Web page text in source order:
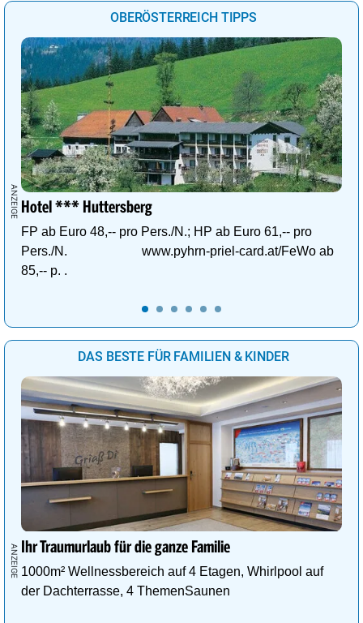
OBERÖSTERREICH TIPPS
Hotel *** Huttersberg
FP ab Euro 48,-- pro Pers./N.; HP ab Euro 61,-- pro
Pers./N. www.pyhrn-priel-card.at/FeWo ab
85,-- p. .
DAS BESTE FÜR FAMILIEN & KINDER
Ihr Traumurlaub für die ganze Familie
1000m² Wellnessbereich auf 4 Etagen, Whirlpool auf
der Dachterrasse, 4 ThemenSaunen